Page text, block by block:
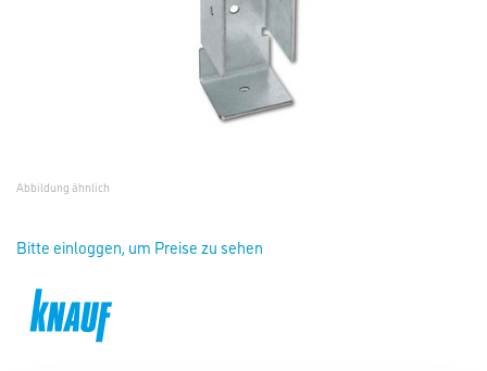
Abbildung ähnlich
Bitte einloggen, um Preise zu sehen